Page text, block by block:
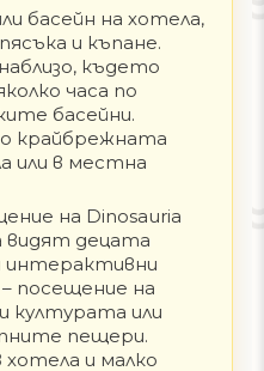
басейн на хотела,
и къпане.
където
часа по
басейни.
крайбрежната
или в местна
на Dinosauria
видят децата
интерактивни
– посещение на
културата или
пещери.
и малко